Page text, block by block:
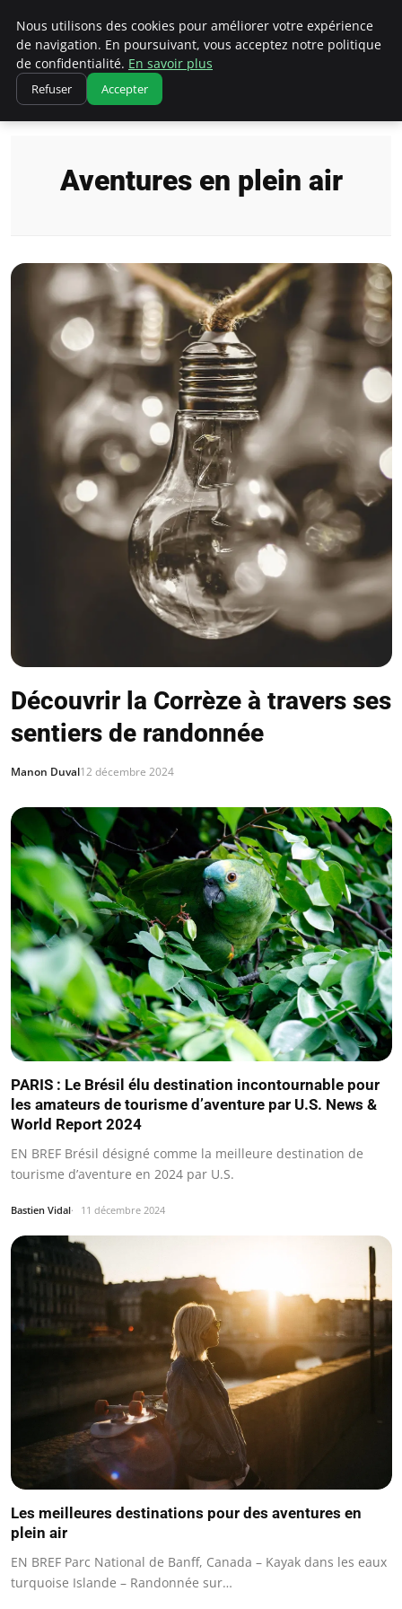
Correze Co
Accueil Aventures en plein air
Aventures en plein air
Découvrir la Corrèze à travers ses
sentiers de randonnée
Manon Duval12 décembre 2024
PARIS : Le Brésil élu destination incontournable pour
les amateurs de tourisme d’aventure par U.S. News &
World Report 2024
EN BREF Brésil désigné comme la meilleure destination de
tourisme d’aventure en 2024 par U.S.
Bastien Vidal 11 décembre 2024
Les meilleures destinations pour des aventures en
plein air
EN BREF Parc National de Banff, Canada – Kayak dans les eaux
turquoise Islande – Randonnée sur…
Nous utilisons des cookies pour améliorer votre expérience
de navigation. En poursuivant, vous acceptez notre politique
de confidentialité. En savoir plus
Refuser Accepter